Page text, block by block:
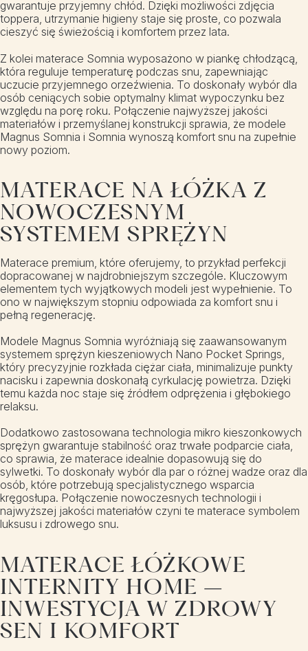
gwarantuje przyjemny chłód. Dzięki możliwości zdjęcia
toppera, utrzymanie higieny staje się proste, co pozwala
cieszyć się świeżością i komfortem przez lata.
Z kolei materace Somnia wyposażono w piankę chłodzącą,
która reguluje temperaturę podczas snu, zapewniając
uczucie przyjemnego orzeźwienia. To doskonały wybór dla
osób ceniących sobie optymalny klimat wypoczynku bez
względu na porę roku. Połączenie najwyższej jakości
materiałów i przemyślanej konstrukcji sprawia, że modele
Magnus Somnia i Somnia wynoszą komfort snu na zupełnie
nowy poziom.
MATERACE NA ŁÓŻKA Z
NOWOCZESNYM
SYSTEMEM SPRĘŻYN
Materace premium, które oferujemy, to przykład perfekcji
dopracowanej w najdrobniejszym szczególe. Kluczowym
elementem tych wyjątkowych modeli jest wypełnienie. To
ono w największym stopniu odpowiada za komfort snu i
pełną regenerację.
Modele Magnus Somnia wyróżniają się zaawansowanym
systemem sprężyn kieszeniowych Nano Pocket Springs,
który precyzyjnie rozkłada ciężar ciała, minimalizuje punkty
nacisku i zapewnia doskonałą cyrkulację powietrza. Dzięki
temu każda noc staje się źródłem odprężenia i głębokiego
relaksu.
Dodatkowo zastosowana technologia mikro kieszonkowych
sprężyn gwarantuje stabilność oraz trwałe podparcie ciała,
co sprawia, że materace idealnie dopasowują się do
sylwetki. To doskonały wybór dla par o różnej wadze oraz dla
osób, które potrzebują specjalistycznego wsparcia
kręgosłupa. Połączenie nowoczesnych technologii i
najwyższej jakości materiałów czyni te materace symbolem
luksusu i zdrowego snu.
MATERACE ŁÓŻKOWE
INTERNITY HOME –
INWESTYCJA W ZDROWY
SEN I KOMFORT